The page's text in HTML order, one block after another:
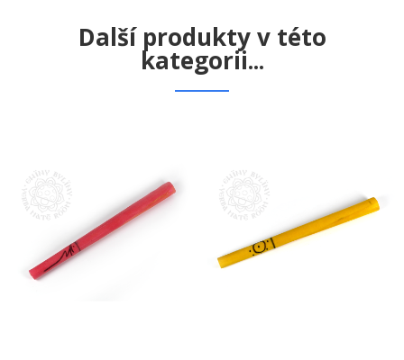
Další produkty v této
kategorii...